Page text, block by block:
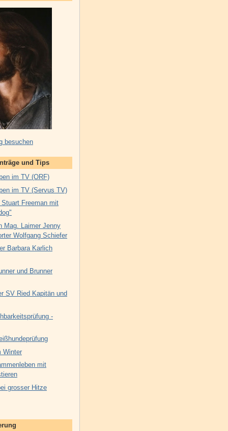
besuchen
und Tips
im TV (ORF)
im TV (Servus TV)
Stuart Freeman mit
Mag. Laimer Jenny
Wolfgang Schiefer
Barbara Karlich
und Brunner
SV Ried Kapitän und
-
Winter
mit
grosser Hitze